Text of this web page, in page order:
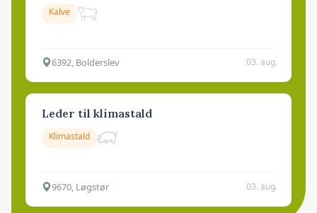
Kalve
6392, Bolderslev 03. aug.
Leder til klimastald
Klimastald
9670, Løgstør 03. aug.